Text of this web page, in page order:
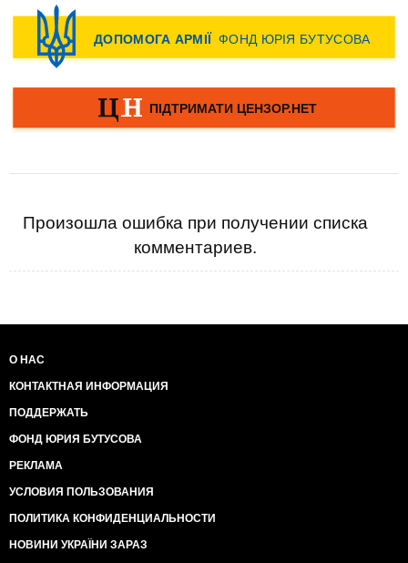
Произошла ошибка при получении списка
комментариев.
О НАС
КОНТАКТНАЯ ИНФОРМАЦИЯ
ПОДДЕРЖАТЬ
ФОНД ЮРИЯ БУТУСОВА
РЕКЛАМА
УСЛОВИЯ ПОЛЬЗОВАНИЯ
ПОЛИТИКА КОНФИДЕНЦИАЛЬНОСТИ
НОВИНИ УКРАЇНИ ЗАРАЗ